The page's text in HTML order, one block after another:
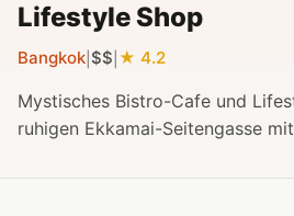
Lifestyle Shop
Bangkok $$ 4.2
Mystisches Bistro-Cafe und
ruhigen Ekkamai-Seitengasse